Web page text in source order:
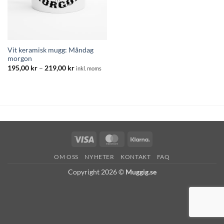
Vit keramisk mugg: Måndag
morgon
195,00 kr – 219,00 krPrisintervall:
inkl. moms
Visa MasterCard
OM OSS NYHETER KONTAKT FAQ
Copyright 2026 © Muggig.se